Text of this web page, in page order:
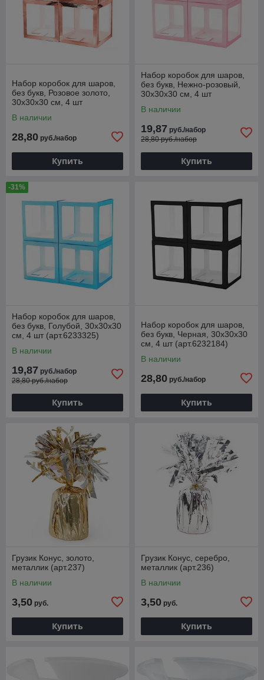
Набор коробок для шаров,
без букв, Розовое золото,
30х30х30 см, 4 шт
В наличии
28,80 руб./набор
Купить
Набор коробок для шаров,
без букв, Нежно-розовый,
30х30х30 см, 4 шт
В наличии
19,87 руб./набор
28,80 руб./набор
Купить
-31%
Набор коробок для шаров,
без букв, Голубой, 30х30х30
см, 4 шт (арт.6233325)
В наличии
19,87 руб./набор
28,80 руб./набор
Купить
Набор коробок для шаров,
без букв, Черная, 30х30х30
см, 4 шт (арт.6232184)
В наличии
28,80 руб./набор
Купить
Грузик Конус, золото,
металлик (арт.237)
В наличии
3,50 руб.
Купить
Грузик Конус, серебро,
металлик (арт.236)
В наличии
3,50 руб.
Купить